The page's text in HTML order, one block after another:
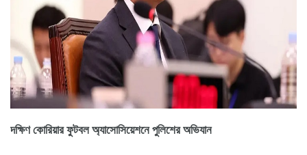
দক্ষিণ কোরিয়ার ফুটবল অ্যাসোসিয়েশনে পুলিশের অভিযান